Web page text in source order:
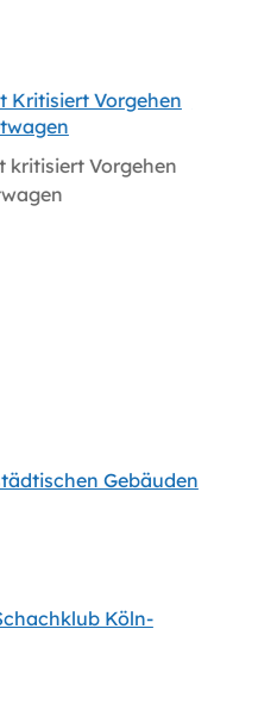
Kritisiert Vorgehen
kritisiert Vorgehen
Gebäuden
Köln-